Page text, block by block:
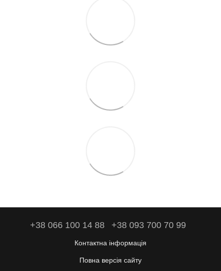
+38 066 100 14 88 +38 093 700 70 99
Контактна інформація
Повна версія сайту